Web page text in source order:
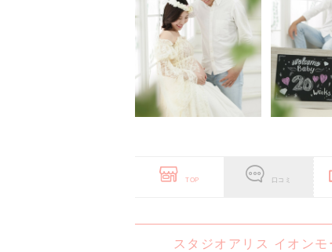
TOP 口コミ
スタジオアリス イオン